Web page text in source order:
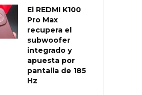
El REDMI K100
Pro Max
recupera el
subwoofer
integrado y
apuesta por
pantalla de 185
Hz